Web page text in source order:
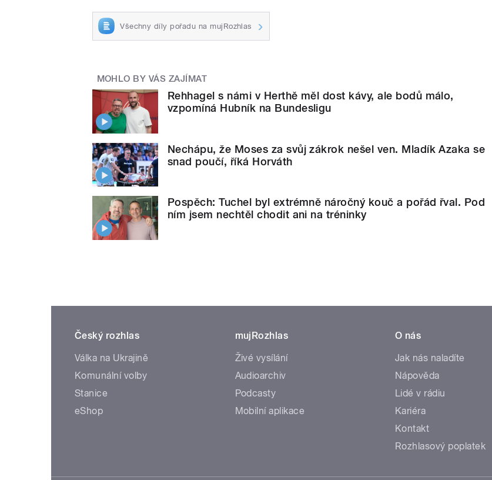
Všechny díly pořadu na mujRozhlas
MOHLO BY VÁS ZAJÍMAT
Rehhagel s námi v Herthě měl dost kávy, ale bodů málo,
vzpomíná Hubník na Bundesligu
Nechápu, že Moses za svůj zákrok nešel ven. Mladík Azaka se
snad poučí, říká Horváth
Pospěch: Tuchel byl extrémně náročný kouč a pořád řval. Pod
ním jsem nechtěl chodit ani na tréninky
Český rozhlas
Válka na Ukrajině
Komunální volby
Stanice
eShop
mujRozhlas
Živé vysílání
Audioarchiv
Podcasty
Mobilní aplikace
O nás
Jak nás naladíte
Nápověda
Lidé v rádiu
Kariéra
Kontakt
Rozhlasový poplatek